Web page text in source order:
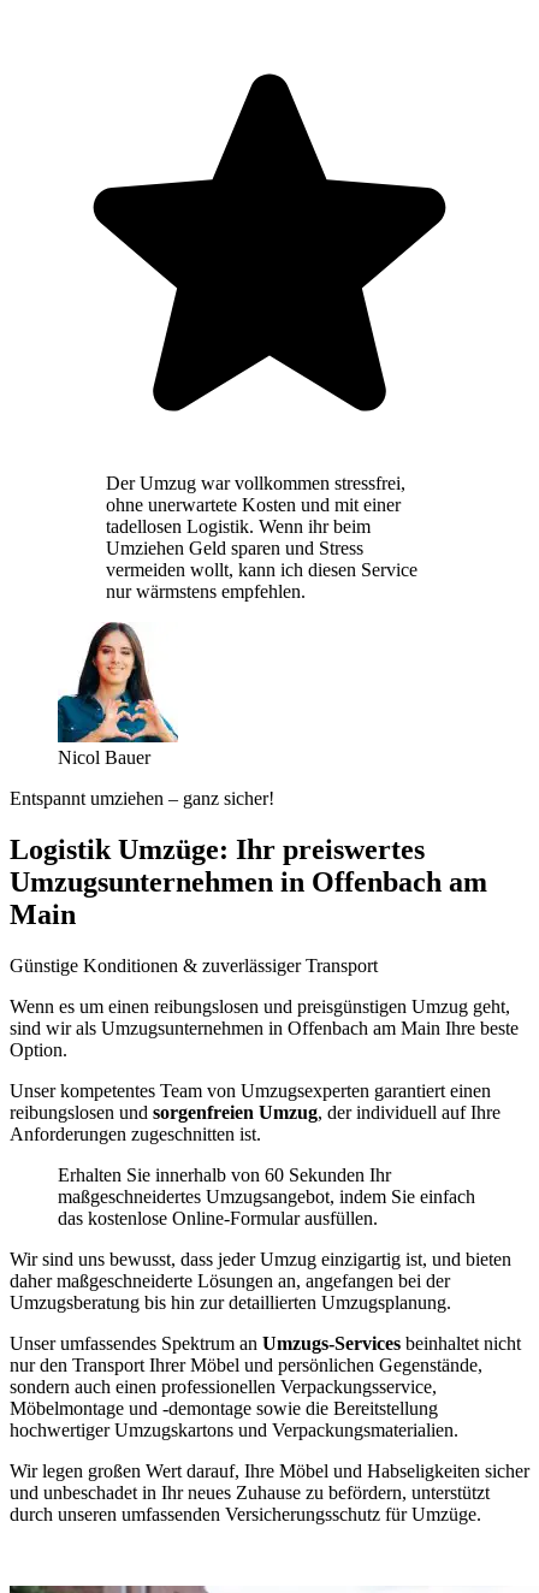
Der Umzug war vollkommen stressfrei,
ohne unerwartete Kosten und mit einer
tadellosen Logistik. Wenn ihr beim
Umziehen Geld sparen und Stress
vermeiden wollt, kann ich diesen Service
nur wärmstens empfehlen.
Nicol Bauer
Entspannt umziehen – ganz sicher!
Logistik Umzüge: Ihr preiswertes
Umzugsunternehmen in Offenbach am
Main
Günstige Konditionen & zuverlässiger Transport
Wenn es um einen reibungslosen und preisgünstigen Umzug geht,
sind wir als Umzugsunternehmen in Offenbach am Main Ihre beste
Option.
Unser kompetentes Team von Umzugsexperten garantiert einen
reibungslosen und sorgenfreien Umzug, der individuell auf Ihre
Anforderungen zugeschnitten ist.
Erhalten Sie innerhalb von 60 Sekunden Ihr
maßgeschneidertes Umzugsangebot, indem Sie einfach
das kostenlose Online-Formular ausfüllen.
Wir sind uns bewusst, dass jeder Umzug einzigartig ist, und bieten
daher maßgeschneiderte Lösungen an, angefangen bei der
Umzugsberatung bis hin zur detaillierten Umzugsplanung.
Unser umfassendes Spektrum an Umzugs-Services beinhaltet nicht
nur den Transport Ihrer Möbel und persönlichen Gegenstände,
sondern auch einen professionellen Verpackungsservice,
Möbelmontage und -demontage sowie die Bereitstellung
hochwertiger Umzugskartons und Verpackungsmaterialien.
Wir legen großen Wert darauf, Ihre Möbel und Habseligkeiten sicher
und unbeschadet in Ihr neues Zuhause zu befördern, unterstützt
durch unseren umfassenden Versicherungsschutz für Umzüge.